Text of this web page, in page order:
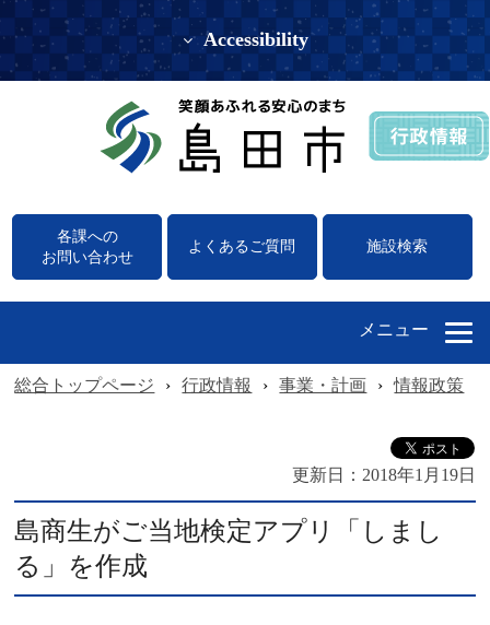
Accessibility
各課への
お問い合わせ
よくあるご質問 施設検索
メニュー
総合トップページ › 行政情報 › 事業・計画 › 情報政策
更新日： 2018年1月19日
島商生がご当地検定アプリ「しまし
る」を作成